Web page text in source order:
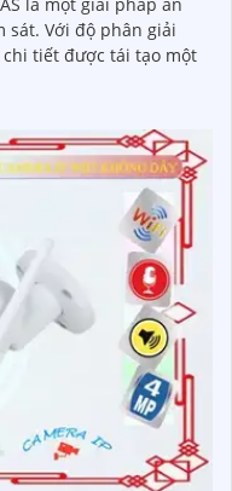
giải
tiết được tái tạo một